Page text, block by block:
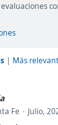
evaluaciones
| Más
Fe
Julio,